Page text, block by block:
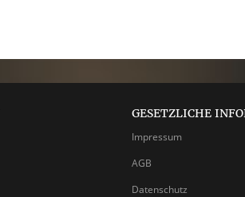
GESETZLICHE
Impressum
AGB
Datenschutz